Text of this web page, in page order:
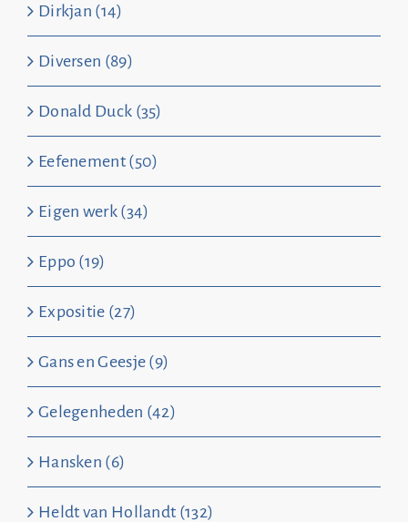
Dirkjan (14)
Diversen (89)
Donald Duck (35)
Eefenement (50)
Eigen werk (34)
Eppo (19)
Expositie (27)
Gans en Geesje (9)
Gelegenheden (42)
Hansken (6)
Heldt van Hollandt (132)